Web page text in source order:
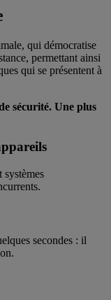
qui démocratise
permettant ainsi
qui se présentent à
sécurité. Une plus
systèmes
secondes : il